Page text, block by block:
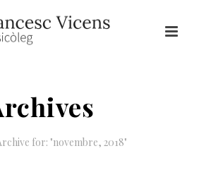
for: "novembre, 2018"